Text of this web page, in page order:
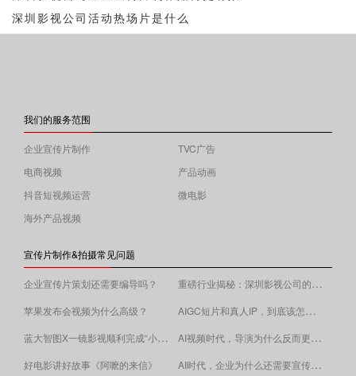
深圳影视公司活动热场片是什么
我们的服务范围
企业宣传片制作
TVC广告
电商视频
产品动画
抖音短视频运营
微电影
海外产品视频
宣传片制作&拍摄常见问题
企业宣传片策划还需要编导吗？ 重磅行业揭秘：深圳影视公司的收费逻辑！
苹果发布会视频为什么高级？
AIGC短片和真人IP，到底该怎么选？
蓝大智图X一镜影视顺利完成“小蓝本”广告影片拍摄制作。
AI视频时代，导演为什么反而更重要？
好电影讲好故事《阿嚒的来信》 AI时代，企业为什么还需要宣传片？